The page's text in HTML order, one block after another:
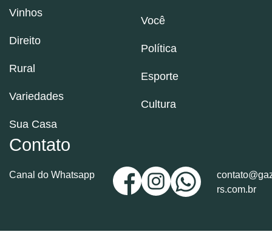
Vinhos
Direito
Rural
Variedades
Sua Casa
Você
Política
Esporte
Cultura
Contato
Canal do Whatsapp
rs.com.br